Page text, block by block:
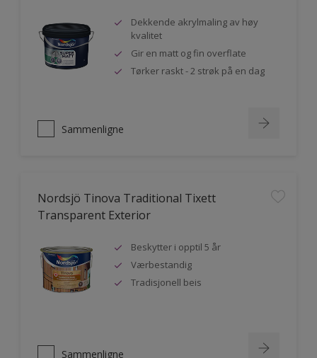
Dekkende akrylmaling av høy
kvalitet
Gir en matt og fin overflate
Tørker raskt - 2 strøk på en dag
Sammenligne
Nordsjö Tinova Traditional Tixett
Transparent Exterior
Beskytter i opptil 5 år
Værbestandig
Tradisjonell beis
Sammenligne